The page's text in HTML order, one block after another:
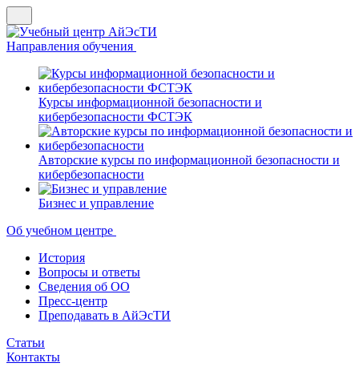
Направления обучения
Курсы информационной безопасности и
кибербезопасности ФСТЭК
Авторские курсы по информационной безопасности и
кибербезопасности
Бизнес и управление
Об учебном центре
История
Вопросы и ответы
Сведения об ОО
Пресс-центр
Преподавать в АйЭсТИ
Статьи
Контакты